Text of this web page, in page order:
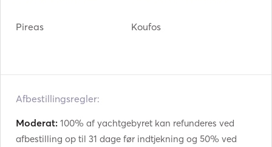
Pireas Koufos
Afbestillingsregler:
Moderat: 100% af yachtgebyret kan refunderes ved
afbestilling op til 31 dage før indtjekning og 50% ved